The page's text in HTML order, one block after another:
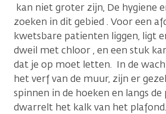
kan niet groter zijn, De hygiene
zoeken in dit gebied . Voor een
kwetsbare patienten liggen, ligt
dweil met chloor , en een stuk
dat je op moet letten. In de
het verf van de muur, zijn er
spinnen in de hoeken en langs
dwarrelt het kalk van het